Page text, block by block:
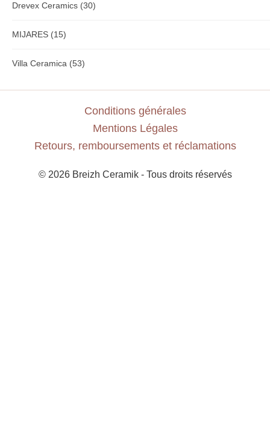
Drevex Ceramics (30)
MIJARES (15)
Villa Ceramica (53)
Conditions générales
Mentions Légales
Retours, remboursements et réclamations
© 2026 Breizh Ceramik - Tous droits réservés